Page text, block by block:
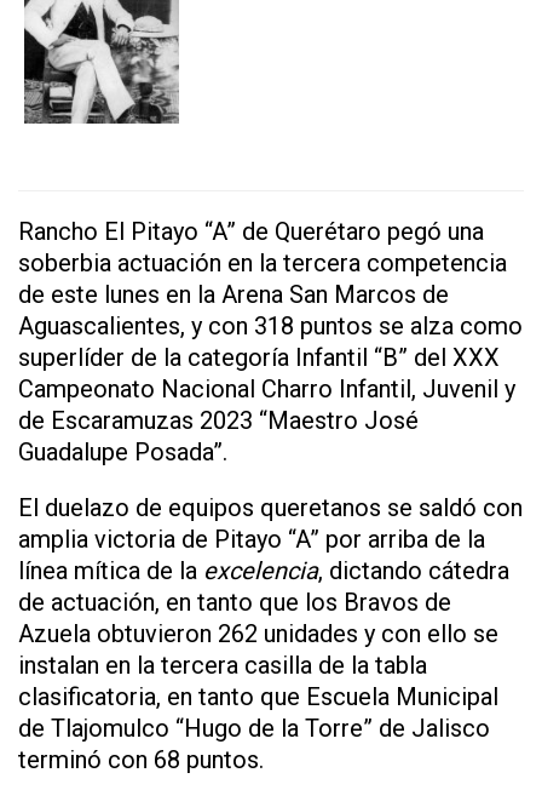
Rancho El Pitayo “A” de Querétaro pegó una
soberbia actuación en la tercera competencia
de este lunes en la Arena San Marcos de
Aguascalientes, y con 318 puntos se alza como
superlíder de la categoría Infantil “B” del XXX
Campeonato Nacional Charro Infantil, Juvenil y
de Escaramuzas 2023 “Maestro José
Guadalupe Posada”.
El duelazo de equipos queretanos se saldó con
amplia victoria de Pitayo “A” por arriba de la
línea mítica de la excelencia, dictando cátedra
de actuación, en tanto que los Bravos de
Azuela obtuvieron 262 unidades y con ello se
instalan en la tercera casilla de la tabla
clasificatoria, en tanto que Escuela Municipal
de Tlajomulco “Hugo de la Torre” de Jalisco
terminó con 68 puntos.